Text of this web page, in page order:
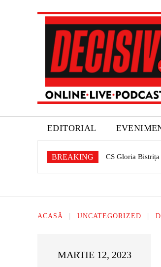
EDITORIAL
BREAKING CS Gloria Bistrița
Expoziție
ACASĂ UNCATEGORIZED
MARTIE 12, 2023